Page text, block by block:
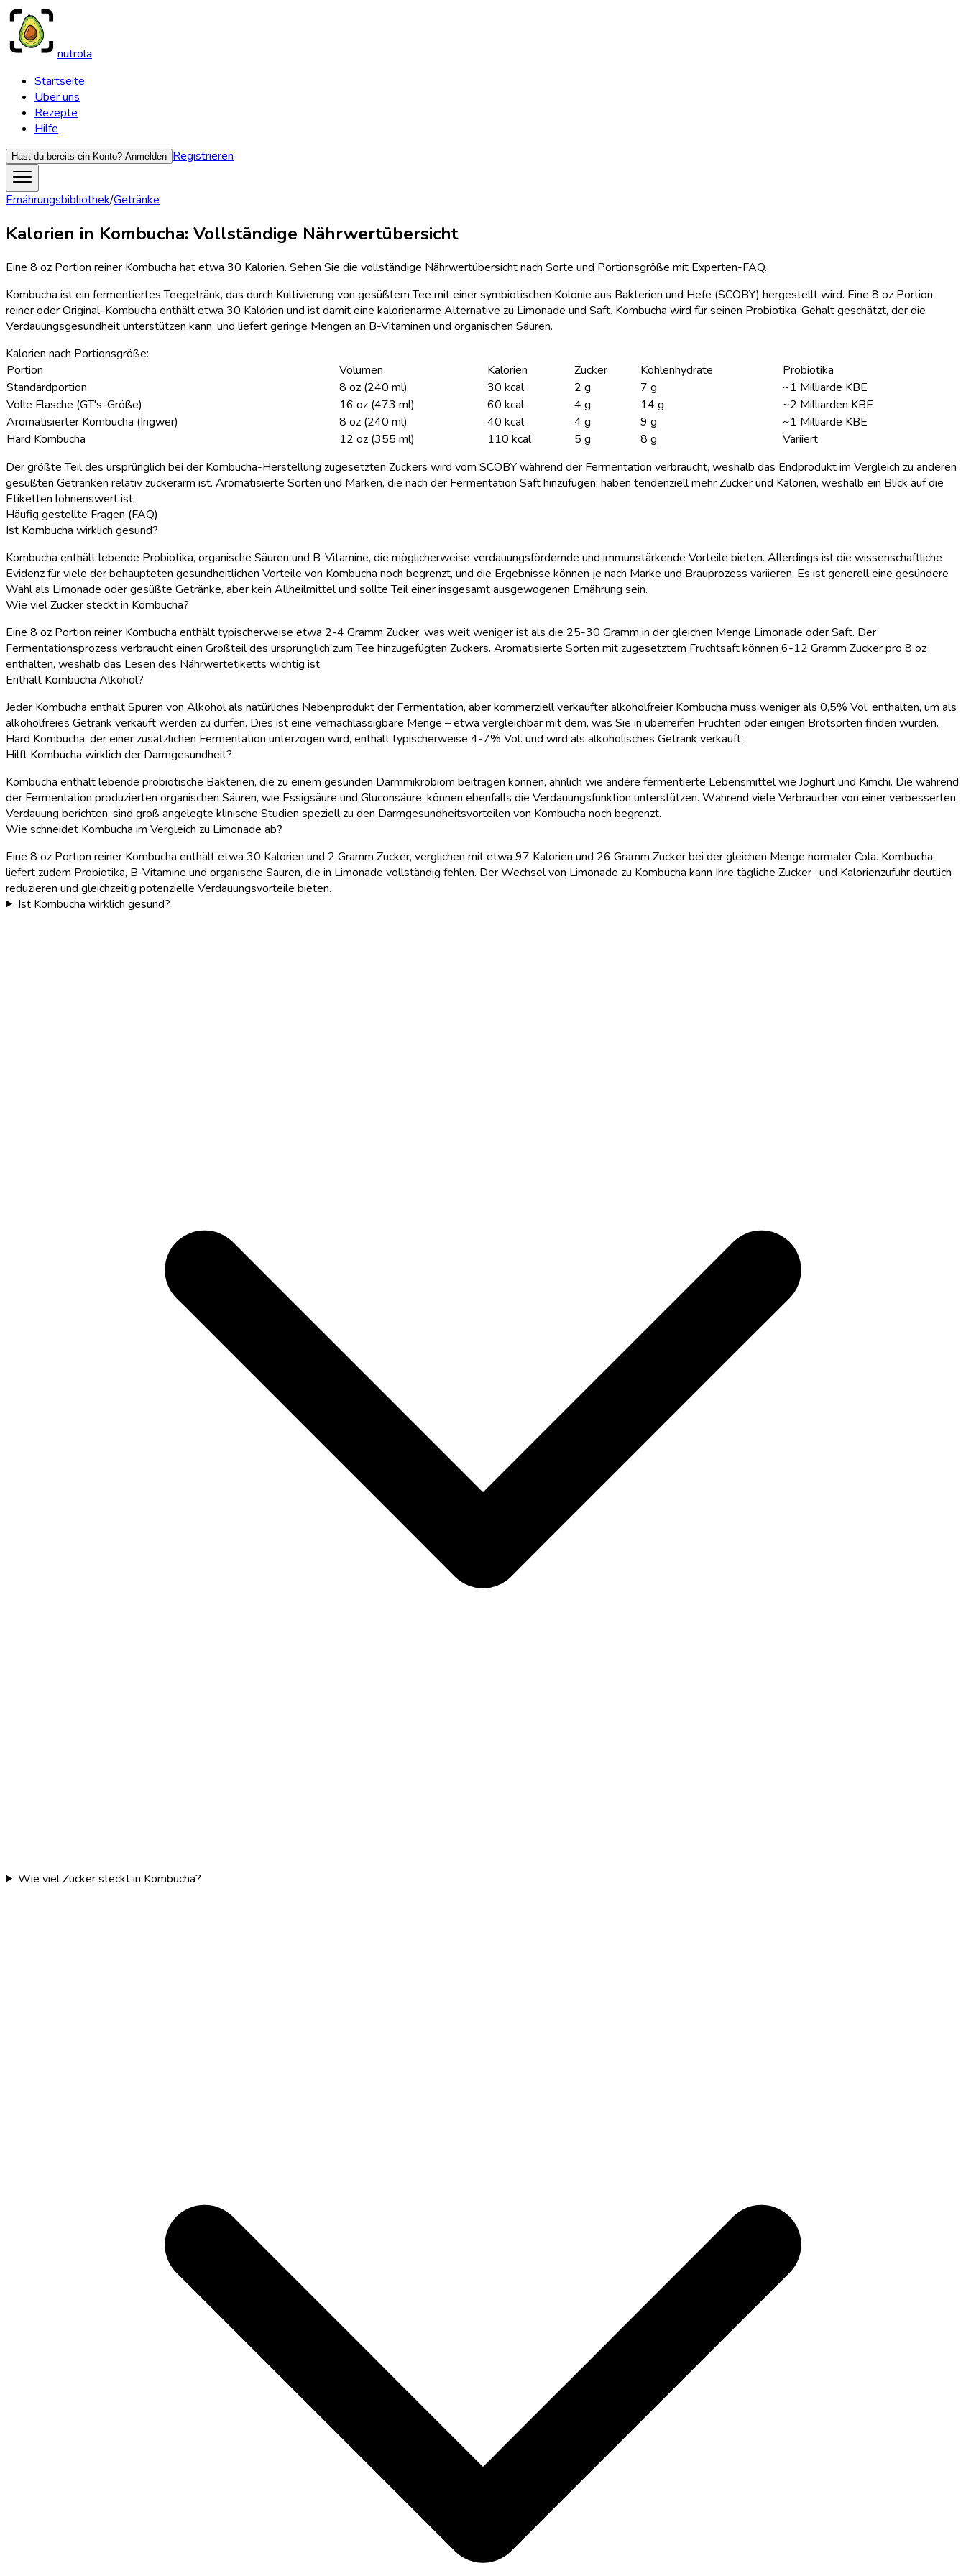
nutrola
Startseite
Über uns
Rezepte
Hilfe
Hast du bereits ein Konto? Anmelden Registrieren
Ernährungsbibliothek/Getränke
Kalorien in Kombucha: Vollständige Nährwertübersicht
Eine 8 oz Portion reiner Kombucha hat etwa 30 Kalorien. Sehen Sie die vollständige Nährwertübersicht nach Sorte und Portionsgröße mit Experten-FAQ.
Kombucha ist ein fermentiertes Teegetränk, das durch Kultivierung von gesüßtem Tee mit einer symbiotischen Kolonie aus Bakterien und Hefe (SCOBY) hergestellt wird. Eine 8 oz Portion
reiner oder Original-Kombucha enthält etwa 30 Kalorien und ist damit eine kalorienarme Alternative zu Limonade und Saft. Kombucha wird für seinen Probiotika-Gehalt geschätzt, der die
Verdauungsgesundheit unterstützen kann, und liefert geringe Mengen an B-Vitaminen und organischen Säuren.
Kalorien nach Portionsgröße:
Portion
Volumen Kalorien Zucker Kohlenhydrate
Probiotika
Standardportion
8 oz (240 ml) 30 kcal 2 g 7 g
~1 Milliarde KBE
Volle Flasche (GT's-Größe)
16 oz (473 ml) 60 kcal 4 g 14 g
~2 Milliarden KBE
Aromatisierter Kombucha (Ingwer)
8 oz (240 ml) 40 kcal 4 g 9 g
~1 Milliarde KBE
Hard Kombucha
12 oz (355 ml) 110 kcal 5 g 8 g
Variiert
Der größte Teil des ursprünglich bei der Kombucha-Herstellung zugesetzten Zuckers wird vom SCOBY während der Fermentation verbraucht, weshalb das Endprodukt im Vergleich zu anderen
gesüßten Getränken relativ zuckerarm ist. Aromatisierte Sorten und Marken, die nach der Fermentation Saft hinzufügen, haben tendenziell mehr Zucker und Kalorien, weshalb ein Blick auf die
Etiketten lohnenswert ist.
Häufig gestellte Fragen (FAQ)
Ist Kombucha wirklich gesund?
Kombucha enthält lebende Probiotika, organische Säuren und B-Vitamine, die möglicherweise verdauungsfördernde und immunstärkende Vorteile bieten. Allerdings ist die wissenschaftliche
Evidenz für viele der behaupteten gesundheitlichen Vorteile von Kombucha noch begrenzt, und die Ergebnisse können je nach Marke und Brauprozess variieren. Es ist generell eine gesündere
Wahl als Limonade oder gesüßte Getränke, aber kein Allheilmittel und sollte Teil einer insgesamt ausgewogenen Ernährung sein.
Wie viel Zucker steckt in Kombucha?
Eine 8 oz Portion reiner Kombucha enthält typischerweise etwa 2-4 Gramm Zucker, was weit weniger ist als die 25-30 Gramm in der gleichen Menge Limonade oder Saft. Der
Fermentationsprozess verbraucht einen Großteil des ursprünglich zum Tee hinzugefügten Zuckers. Aromatisierte Sorten mit zugesetztem Fruchtsaft können 6-12 Gramm Zucker pro 8 oz
enthalten, weshalb das Lesen des Nährwertetiketts wichtig ist.
Enthält Kombucha Alkohol?
Jeder Kombucha enthält Spuren von Alkohol als natürliches Nebenprodukt der Fermentation, aber kommerziell verkaufter alkoholfreier Kombucha muss weniger als 0,5% Vol. enthalten, um als
alkoholfreies Getränk verkauft werden zu dürfen. Dies ist eine vernachlässigbare Menge – etwa vergleichbar mit dem, was Sie in überreifen Früchten oder einigen Brotsorten finden würden.
Hard Kombucha, der einer zusätzlichen Fermentation unterzogen wird, enthält typischerweise 4-7% Vol. und wird als alkoholisches Getränk verkauft.
Hilft Kombucha wirklich der Darmgesundheit?
Kombucha enthält lebende probiotische Bakterien, die zu einem gesunden Darmmikrobiom beitragen können, ähnlich wie andere fermentierte Lebensmittel wie Joghurt und Kimchi. Die während
der Fermentation produzierten organischen Säuren, wie Essigsäure und Gluconsäure, können ebenfalls die Verdauungsfunktion unterstützen. Während viele Verbraucher von einer verbesserten
Verdauung berichten, sind groß angelegte klinische Studien speziell zu den Darmgesundheitsvorteilen von Kombucha noch begrenzt.
Wie schneidet Kombucha im Vergleich zu Limonade ab?
Eine 8 oz Portion reiner Kombucha enthält etwa 30 Kalorien und 2 Gramm Zucker, verglichen mit etwa 97 Kalorien und 26 Gramm Zucker bei der gleichen Menge normaler Cola. Kombucha
liefert zudem Probiotika, B-Vitamine und organische Säuren, die in Limonade vollständig fehlen. Der Wechsel von Limonade zu Kombucha kann Ihre tägliche Zucker- und Kalorienzufuhr deutlich
reduzieren und gleichzeitig potenzielle Verdauungsvorteile bieten.
Ist Kombucha wirklich gesund?
Wie viel Zucker steckt in Kombucha?